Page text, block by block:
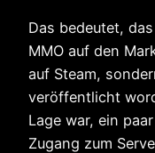
Das bedeutet,
MMO auf den
auf Steam,
veröffentlicht
Lage war, ein
Zugang zum